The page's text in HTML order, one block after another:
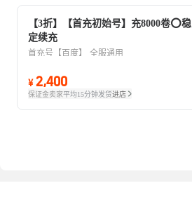
【3折】【首充初始号】充8000卷⭕稳
定续充
首充号【百度】 全服通用
¥ 2,400
保证金卖家平均15分钟发货进店